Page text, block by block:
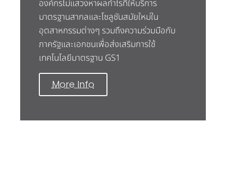
องค์กรไม่แสวงหาผลกำไรที่ให้บริการ
มาตรฐานสากลและโซลูชันสมัยใหม่ใน
อุตสาหกรรมต่างๆ รวมถึงความร่วมมือกับ
ภาครัฐและเอกชนเพื่อส่งเสริมการใช้
เทคโนโลยีมาตรฐาน GS1
More Info